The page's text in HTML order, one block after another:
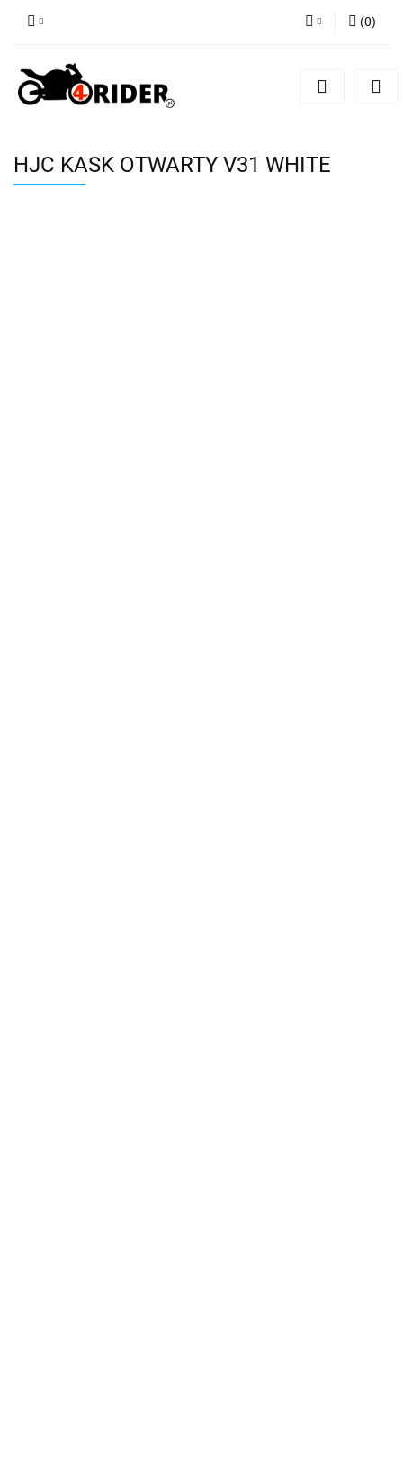
Zarejestruj się
(0)
HJC KASK OTWARTY V31 WHITE